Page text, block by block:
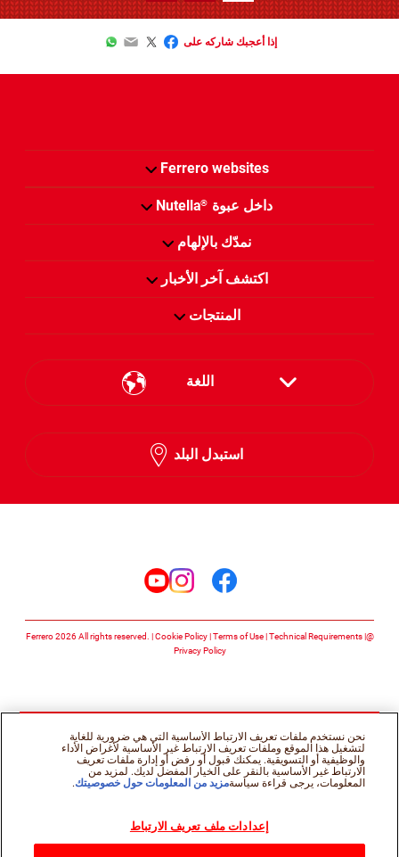
إذا أعجبك شاركه على Facebook
Twitter
Email
WhatsApp
Ferrero websites
داخل عبوة ®
Nutella
نمدّك بالإلهام
اكتشف آخر الأخبار
المنتجات
اللغة
English
استبدل البلد
@Ferrero 2026 All rights reserved.
Cookie Policy Terms of Use Technical Requirements
Privacy Policy
نحن نستخدم ملفات تعريف الارتباط الأساسية التي هي ضرورية للغاية
لتشغيل هذا الموقع وملفات تعريف الارتباط غير الأساسية لأغراض الأداء
والوظيفية أو التسويقية. يمكنك قبول أو رفض أو إدارة ملفات تعريف
الارتباط غير الأساسية بالنقر على الخيار المفضل لديك. لمزيد من
المعلومات، يرجى قراءة سياسةمزيد من المعلومات حول خصوصيتك.
إعدادات ملف تعريف الارتباط